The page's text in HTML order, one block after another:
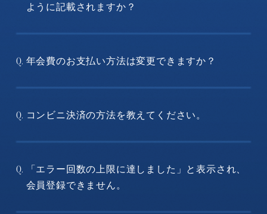
ように記載されますか？
Q. 年会費のお支払い方法は変更できますか？
Q. コンビニ決済の方法を教えてください。
Q.
「エラー回数の上限に達しました」と表示され、
会員登録できません。